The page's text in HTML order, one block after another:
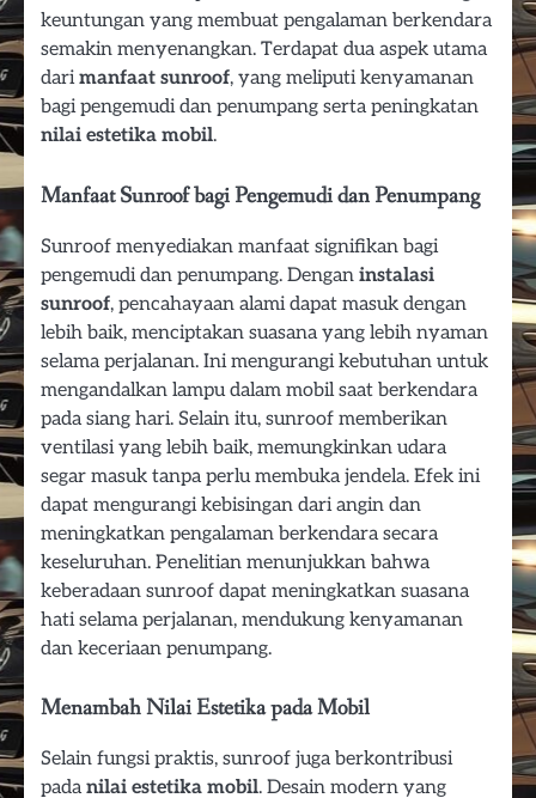
keuntungan yang membuat pengalaman berkendara
semakin menyenangkan. Terdapat dua aspek utama
darimanfaat sunroof, yang meliputi kenyamanan
bagi pengemudi dan penumpang serta peningkatan
nilai estetika mobil.
Manfaat Sunroof bagi Pengemudi dan Penumpang
Sunroof menyediakan manfaat signifikan bagi
pengemudi dan penumpang. Dengan instalasi
sunroof, pencahayaan alami dapat masuk dengan
lebih baik, menciptakan suasana yang lebih nyaman
selama perjalanan. Ini mengurangi kebutuhan untuk
mengandalkan lampu dalam mobil saat berkendara
pada siang hari. Selain itu, sunroof memberikan
ventilasi yang lebih baik, memungkinkan udara
segar masuk tanpa perlu membuka jendela. Efek ini
dapat mengurangi kebisingan dari angin dan
meningkatkan pengalaman berkendara secara
keseluruhan. Penelitian menunjukkan bahwa
keberadaan sunroof dapat meningkatkan suasana
hati selama perjalanan, mendukung kenyamanan
dan keceriaan penumpang.
Menambah Nilai Estetika pada Mobil
Selain fungsi praktis, sunroof juga berkontribusi
padanilai estetika mobil. Desain modern yang